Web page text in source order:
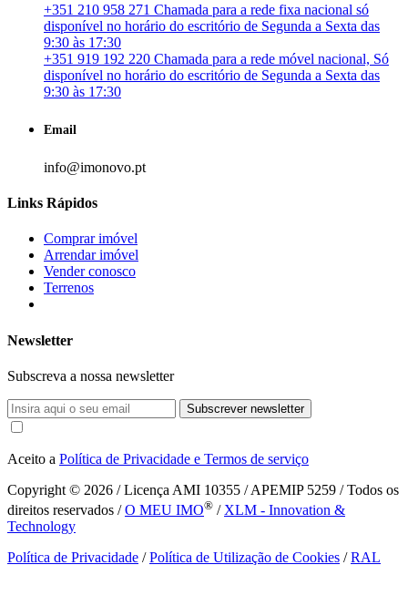
+351 210 958 271 Chamada para a rede fixa nacional só
disponível no horário do escritório de Segunda a Sexta das
9:30 às 17:30
+351 919 192 220 Chamada para a rede móvel nacional, Só
disponível no horário do escritório de Segunda a Sexta das
9:30 às 17:30
Email
info@imonovo.pt
Links Rápidos
Comprar imóvel
Arrendar imóvel
Vender conosco
Terrenos
Newsletter
Subscreva a nossa newsletter
Subscrever newsletter
Aceito a Política de Privacidade e Termos de serviço
Copyright © 2026 / Licença AMI 10355 / APEMIP 5259 / Todos os
direitos reservados /O MEU IMO® / XLM - Innovation &
Technology
Política de Privacidade /Política de Utilização de Cookies /RAL